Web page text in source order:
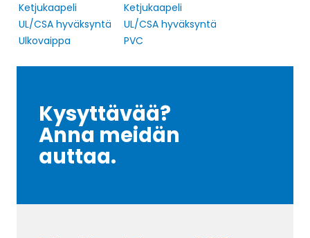
Ketjukaapeli
Ketjukaapeli
UL/CSA hyväksyntä
UL/CSA hyväksyntä
Ulkovaippa
PVC
Kysyttävää?
Anna meidän
auttaa.